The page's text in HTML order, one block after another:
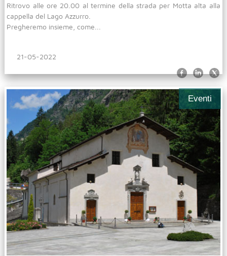
Ritrovo alle ore 20.00 al termine della strada per Motta alta alla
cappella del Lago Azzurro.
Pregheremo insieme, come...
21-05-2022
Eventi